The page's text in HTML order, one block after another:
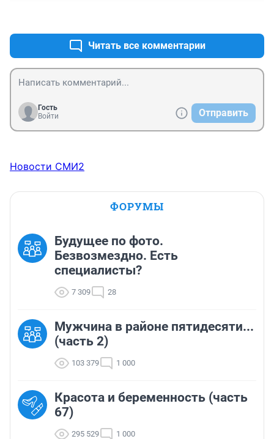
да еще говорят о справделивости отечестве родине и
другой ереси когда рыльце в пушку у самих
Читать все комментарии
Гость
Войти
Отправить
Новости СМИ2
ФОРУМЫ
Будущее по фото.
Безвозмездно. Есть
специалисты?
7 309 28
Мужчина в районе пятидесяти...
(часть 2)
103 379 1 000
Красота и беременность (часть
67)
295 529 1 000